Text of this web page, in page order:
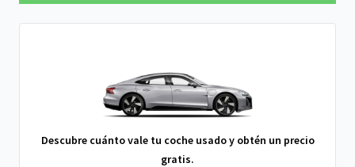
Descubre cuánto vale tu coche usado y obtén un precio
gratis.